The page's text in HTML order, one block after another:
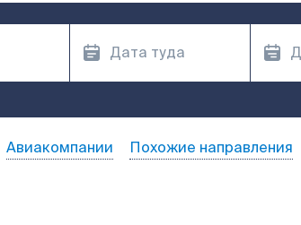
Авиакомпании Похожие направления